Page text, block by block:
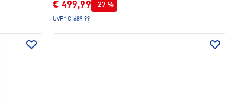
€ 499,99 -27 %
UVP* € 689,99